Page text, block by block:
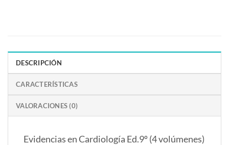
DESCRIPCIÓN
CARACTERÍSTICAS
VALORACIONES (0)
Evidencias en Cardiología Ed.9º (4 volúmenes)